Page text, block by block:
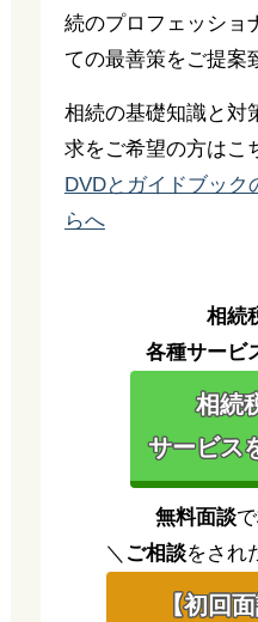
続のプロフェッショ
ての最善策をご提案
相続の基礎知識と対
求をご希望の方はこ
DVDとガイドブック
らへ
相続
各種サービ
相続
サービス
無料面談で
＼ ご相談をされ
【初回